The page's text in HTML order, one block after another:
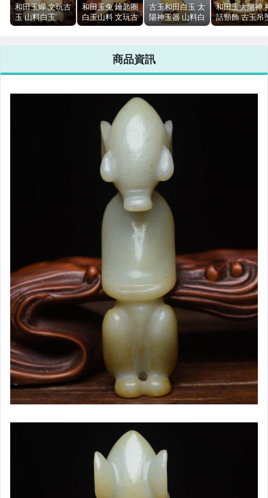
和田玉蟬 文玩古
玉 山料白玉
126g 9.9cm 皮
和田玉兔 鑰匙圈
白玉山料 文玩古
玉 6.8cm 56g
古玉和田白玉 太
陽神玉器 山料白
玉 玉雕擺飾
和田玉太陽神
話頸飾 古玉吊
山料白玉 文玩
商品資訊